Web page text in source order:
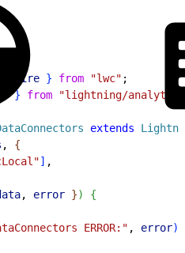
wire } from "lwc" ;
} from "lightning/
extends
, {
] ,
, error })
{
ERROR:" , error)